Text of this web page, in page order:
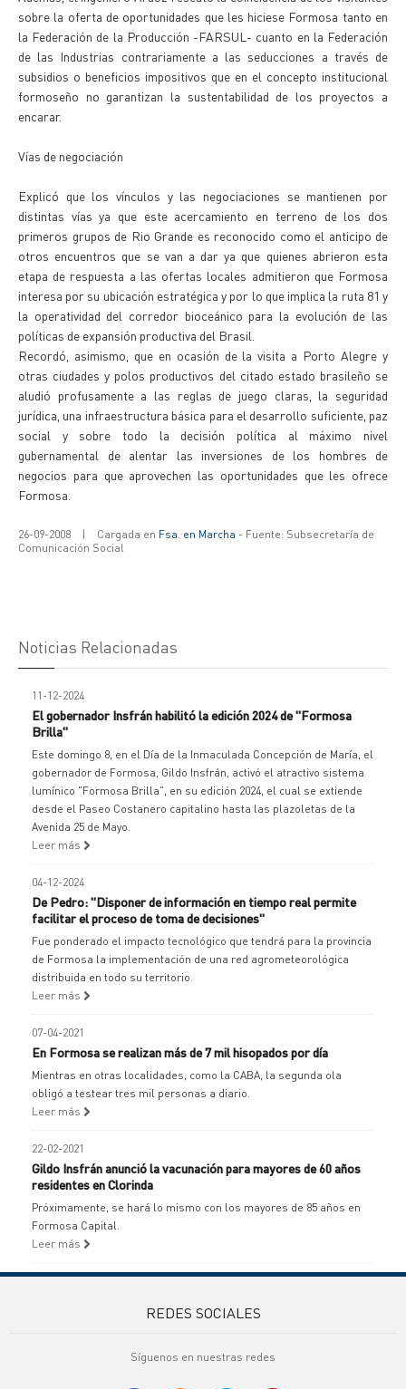
sobre la oferta de oportunidades que les hiciese Formosa tanto en
la Federación de la Producción -FARSUL- cuanto en la Federación
de las Industrias contrariamente a las seducciones a través de
subsidios o beneficios impositivos que en el concepto institucional
formoseño no garantizan la sustentabilidad de los proyectos a
encarar.
Vías de negociación
Explicó que los vínculos y las negociaciones se mantienen por
distintas vías ya que este acercamiento en terreno de los dos
primeros grupos de Rio Grande es reconocido como el anticipo de
otros encuentros que se van a dar ya que quienes abrieron esta
etapa de respuesta a las ofertas locales admitieron que Formosa
interesa por su ubicación estratégica y por lo que implica la ruta 81 y
la operatividad del corredor bioceánico para la evolución de las
políticas de expansión productiva del Brasil.
Recordó, asimismo, que en ocasión de la visita a Porto Alegre y
otras ciudades y polos productivos del citado estado brasileño se
aludió profusamente a las reglas de juego claras, la seguridad
jurídica, una infraestructura básica para el desarrollo suficiente, paz
social y sobre todo la decisión política al máximo nivel
gubernamental de alentar las inversiones de los hombres de
negocios para que aprovechen las oportunidades que les ofrece
Formosa.
26-09-2008 | Cargada en Fsa. en Marcha - Fuente: Subsecretaría de
Comunicación Social
Noticias Relacionadas
11-12-2024
El gobernador Insfrán habilitó la edición 2024 de "Formosa
Brilla"
Este domingo 8, en el Día de la Inmaculada Concepción de María, el
gobernador de Formosa, Gildo Insfrán, activó el atractivo sistema
lumínico "Formosa Brilla", en su edición 2024, el cual se extiende
desde el Paseo Costanero capitalino hasta las plazoletas de la
Avenida 25 de Mayo.
Leer más
04-12-2024
De Pedro: "Disponer de información en tiempo real permite
facilitar el proceso de toma de decisiones"
Fue ponderado el impacto tecnológico que tendrá para la provincia
de Formosa la implementación de una red agrometeorológica
distribuida en todo su territorio.
Leer más
07-04-2021
En Formosa se realizan más de 7 mil hisopados por día
Mientras en otras localidades, como la CABA, la segunda ola
obligó a testear tres mil personas a diario.
Leer más
22-02-2021
Gildo Insfrán anunció la vacunación para mayores de 60 años
residentes en Clorinda
Próximamente, se hará lo mismo con los mayores de 85 años en
Formosa Capital.
Leer más
REDES SOCIALES
Síguenos en nuestras redes